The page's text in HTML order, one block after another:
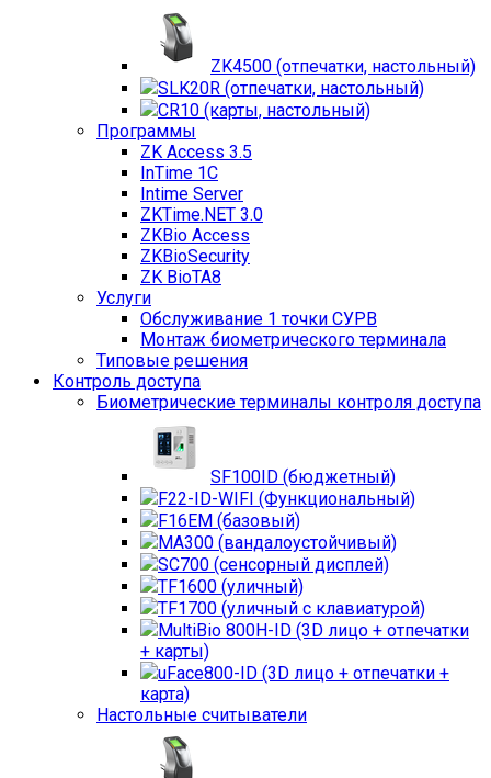
ZK4500 (отпечатки, настольный)
SLK20R (отпечатки, настольный)
CR10 (карты, настольный)
Программы
ZK Access 3.5
InTime 1С
Intime Server
ZKTime.NET 3.0
ZKBio Access
ZKBioSecurity
ZK BioTA8
Услуги
Обслуживание 1 точки СУРВ
Монтаж биометрического терминала
Типовые решения
Контроль доступа
Биометрические терминалы контроля доступа
SF100ID (бюджетный)
F22-ID-WIFI (Функциональный)
F16EM (базовый)
MA300 (вандалоустойчивый)
SC700 (сенсорный дисплей)
TF1600 (уличный)
TF1700 (уличный с клавиатурой)
MultiBio 800H-ID (3D лицо + отпечатки
+ карты)
uFace800-ID (3D лицо + отпечатки +
карта)
Настольные считыватели